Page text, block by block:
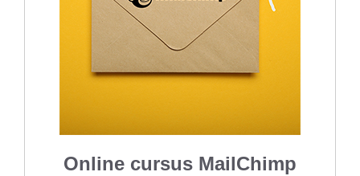
Online cursus MailChimp